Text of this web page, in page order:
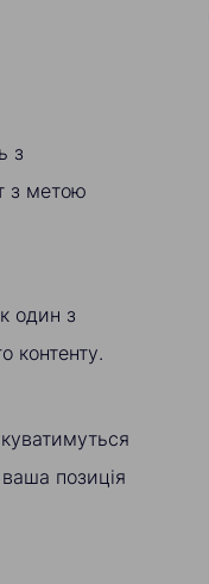
з
з метою
один з
контенту.
позиція